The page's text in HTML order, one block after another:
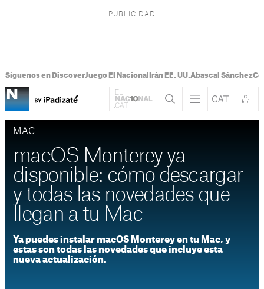
Síguenos en DiscoverJuego El Nacional Irán EE. UU.Abascal Sánchez
MAC
macOS Monterey ya
disponible: cómo descargar
y todas las novedades que
llegan a tu Mac
Ya puedes instalar macOS Monterey en tu Mac, y
estas son todas las novedades que incluye esta
nueva actualización.